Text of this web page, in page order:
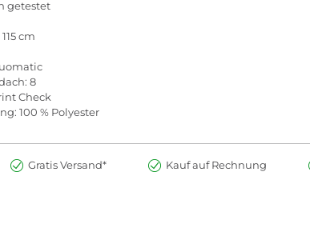
getestet
cm
8
Check
100 % Polyester
Gratis Versand* Kauf auf Rechnung